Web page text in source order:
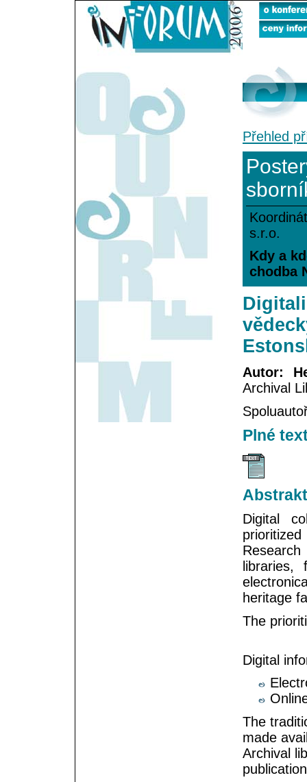
Přehled
s.r.o.
Kdy a
chodba
Autor:
Archival
Plné
Abstrakt
Digital
heritage
The
Digital
The
made
Archival